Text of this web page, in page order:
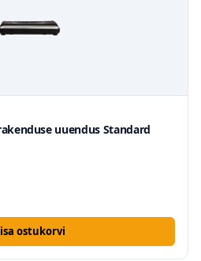
uuendus Standard
ostukorvi